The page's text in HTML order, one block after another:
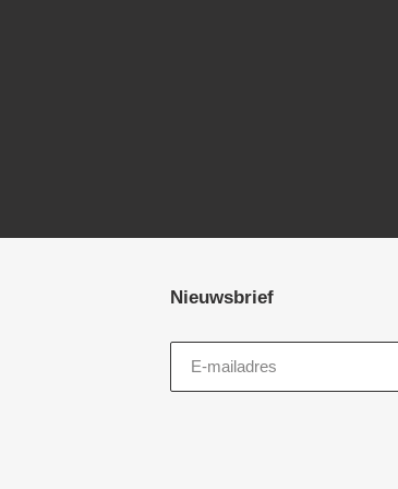
Nieuwsbrief